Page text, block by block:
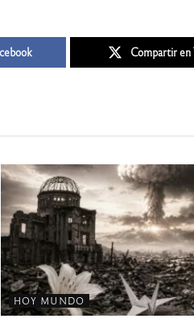
Compartir
HOY MUNDO